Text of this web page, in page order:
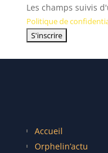
Les champs suivis
Politique de
Accueil
Orphelin’actu